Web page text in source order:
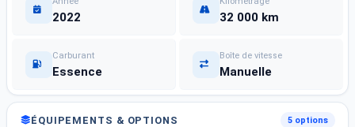
2022 32 000 km
Carburant
Essence
Boîte de vitesse
Manuelle
ÉQUIPEMENTS & OPTIONS 5 options